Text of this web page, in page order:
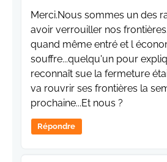
Merci.Nous sommes un des
avoir verrouiller nos
quand même entré et l
souffre...quelqu'un pour
reconnaît sue la fermeture
va rouvrir ses frontières la
prochaine...Et nous ?
Répondre